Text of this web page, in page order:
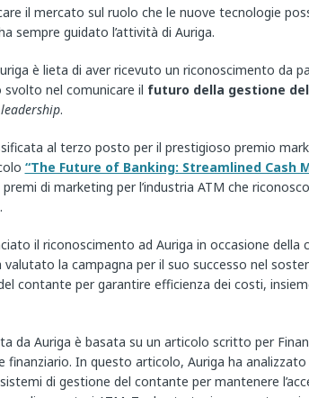
il mercato sul ruolo che le nuove tecnologie
sempre guidato l’attività di Auriga.
è lieta di aver ricevuto un riconoscimento da
svolto nel comunicare il futuro della gestione
.
al terzo posto per il prestigioso premio
“The Future of Banking: Streamlined Cash
di marketing per l’industria ATM che
il riconoscimento ad Auriga in occasione della
la campagna per il suo successo nel
contante per garantire efficienza dei costi,
da Auriga è basata su un articolo scritto per
finanziario. In questo articolo, Auriga ha analizzato
di gestione del contante per mantenere